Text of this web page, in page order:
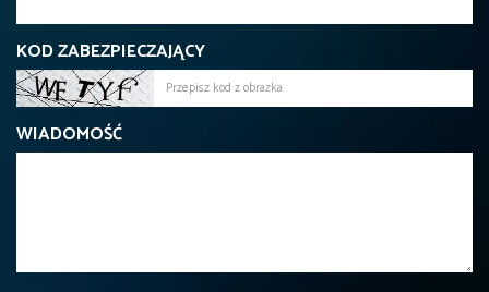
KOD ZABEZPIECZAJĄCY
WIADOMOŚĆ